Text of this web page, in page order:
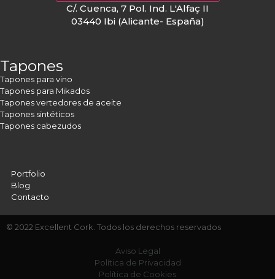
C/. Cuenca, 7 Pol. Ind. L'Alfaç II
03440 Ibi (Alicante- España)
Tapones
Tapones para vino
Tapones para Mikados
Tapones vertedores de aceite
Tapones sintéticos
Tapones cabezudos
Portfolio
Blog
Contacto
© 2022 Excellent Cork. Todos los derechos reservados
Aviso Legal
Política de Privacidad
Política de Cookies